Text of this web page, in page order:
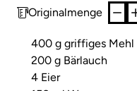
Originalmenge
400 g griffiges Mehl
200 g Bärlauch
4 Eier